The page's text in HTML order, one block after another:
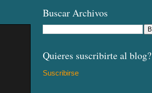
Buscar Archivos
Quieres suscribirte al blog?
Suscribirse